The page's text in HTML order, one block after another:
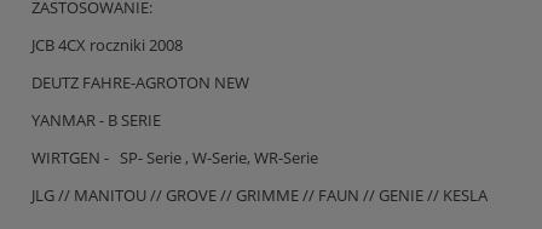
ZASTOSOWANIE:
JCB 4CX roczniki 2008
DEUTZ FAHRE-AGROTON NEW
YANMAR - B SERIE
WIRTGEN - SP- Serie , W-Serie, WR-Serie
JLG // MANITOU // GROVE // GRIMME // FAUN // GENIE // KESLA